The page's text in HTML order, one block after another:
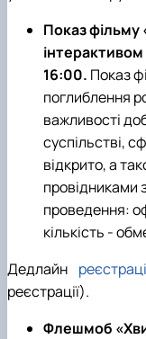
Показ фільму
16:00. Показ
поглиблення
важливості
суспільстві,
відкрито, а
провідниками
проведення:
кількість -
Дедлайн
реєстрації).
Флешмоб